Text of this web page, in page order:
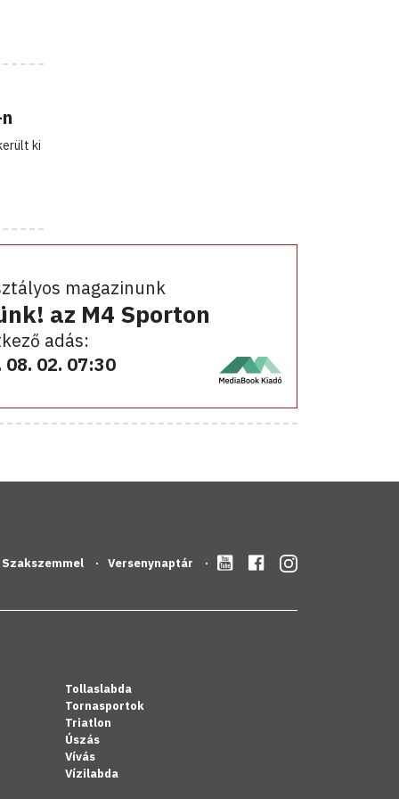
ki
magazinunk
az M4 Sporton
adás:
08. 02. 07:30
Szakszemmel Versenynaptár
Tollaslabda
Tornasportok
Triatlon
Úszás
Vívás
Vízilabda